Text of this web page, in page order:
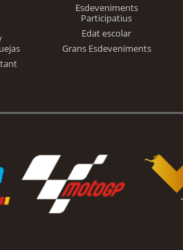
Trinidad Alfonso
Esdeveniments
Participatius
Edat escolar
Grans Esdeveniments